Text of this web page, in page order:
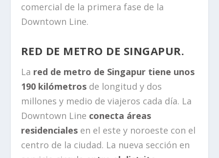
comercial de la primera fase de la
Downtown Line.
RED DE METRO DE SINGAPUR.
La red de metro de Singapur tiene unos
190 kilómetros de longitud y dos
millones y medio de viajeros cada día. La
Downtown Line conecta áreas
residenciales en el este y noroeste con el
centro de la ciudad. La nueva sección en